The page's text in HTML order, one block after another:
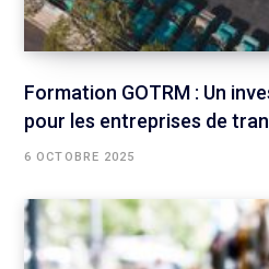
Formation GOTRM : Un
pour les entreprises de
6 OCTOBRE 2025